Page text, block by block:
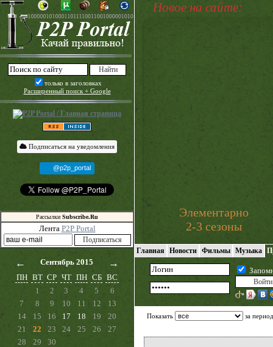
только в заголовках
Расширенный поиск + Google
Подписаться на уведомления
@p2p_portal
Рассылки Subscribe.Ru
Лента P2P Portal
← Сентябрь 2015 →
ПН ВТ СР ЧТ ПН СБ ВС
1
2 3 4 5
6
7
8 9 10 11 12
13
14
15 16 17 18 19
20
21
22 23 24 25 26
27
28
29 30
Новое на сайте:
Элементарно
2-3 сезоны
Главная Новости Фильмы Музыка
Показать за